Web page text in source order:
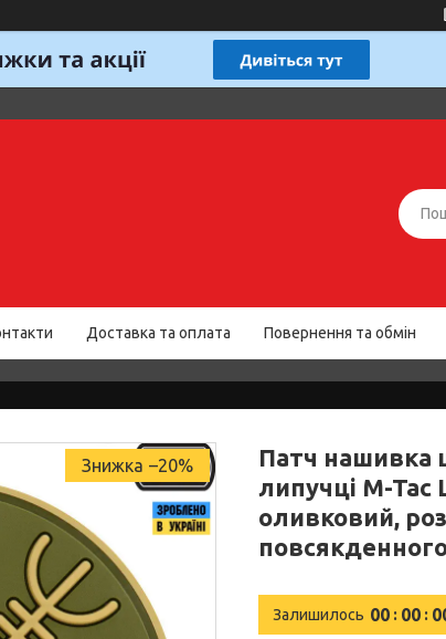
Доставка та оплата Повернення та обмін
–20%
Патч нашивка
липучці M-
оливковий,
Залишилось 00 00 0